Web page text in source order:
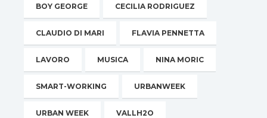
BOY GEORGE CECILIA RODRIGUEZ
CLAUDIO DI MARI FLAVIA PENNETTA
LAVORO MUSICA NINA MORIC
SMART-WORKING URBANWEEK
URBAN WEEK VALLH2O